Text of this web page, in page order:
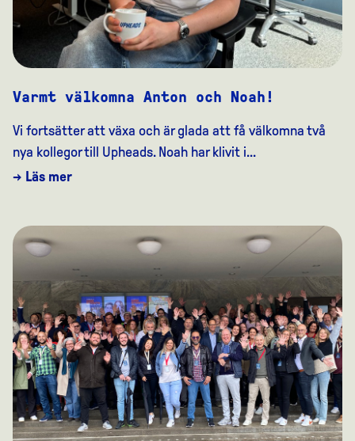
Varmt välkomna Anton och Noah!
Vi fortsätter att växa och är glada att få välkomna två
nya kollegor till Upheads. Noah har klivit i...
→ Läs mer